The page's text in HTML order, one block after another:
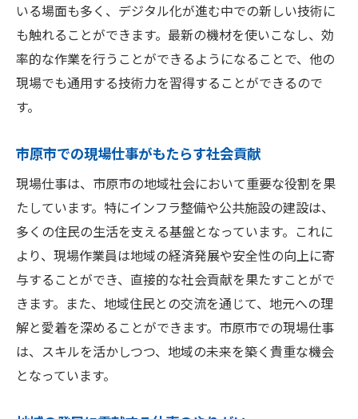
いる場面も多く、デジタル化が進む中での新しい技術に
も触れることができます。最新の機材を使いこなし、効
率的な作業を行うことができるようになることで、他の
現場でも通用する技術力を習得することができるので
す。
市原市での現場仕事がもたらす社会貢献
現場仕事は、市原市の地域社会において重要な役割を果
たしています。特にインフラ整備や公共施設の建設は、
多くの住民の生活を支える基盤となっています。これに
より、現場作業員は地域の経済発展や安全性の向上に寄
与することができ、直接的な社会貢献を果たすことがで
きます。また、地域住民との交流を通じて、地元への理
解と愛着を深めることができます。市原市での現場仕事
は、スキルを活かしつつ、地域の未来を築く貴重な機会
となっています。